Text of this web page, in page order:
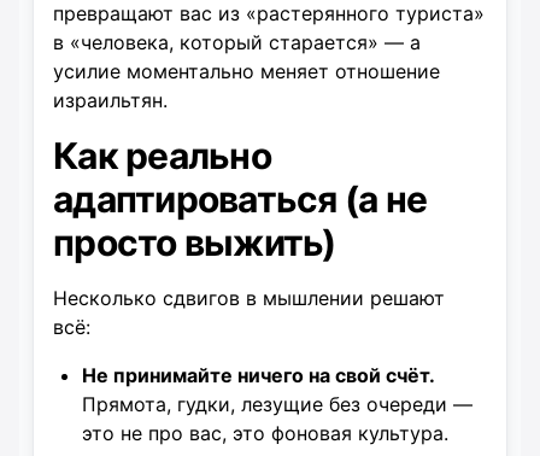
превращают вас из «растерянного туриста»
в «человека, который старается» — а
усилие моментально меняет отношение
израильтян.
Как реально
адаптироваться (а не
просто выжить)
Несколько сдвигов в мышлении решают
всё:
Не принимайте ничего на свой счёт.
Прямота, гудки, лезущие без очереди —
это не про вас, это фоновая культура.